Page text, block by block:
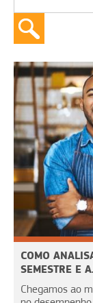
COMO
SEMESTRE E
Chegamos ao